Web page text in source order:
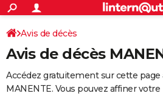
ACTUALITÉS
Politique
Société
Faits Divers
Education
Monde
Villes
+
SPORT
Coupe du monde 2026
Football
Tennis
Cyclisme
Rugby
Forum
Programme TV
TNT
Streaming
Cinéma
Sorties cinéma
Musique
+
FINANCE
Avis de décès
Avis de décès
Accédez gratuitement sur cette page
MANENTE. Vous pouvez affiner